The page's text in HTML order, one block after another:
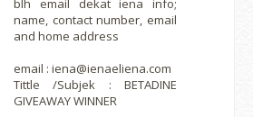
blh email dekat iena info;
name, contact number, email
and home address
email : iena@ienaeliena.com
Tittle /Subjek : BETADINE
GIVEAWAY WINNER